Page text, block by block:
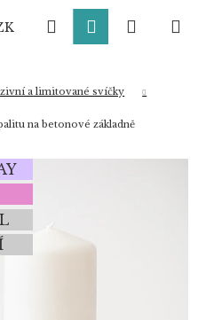
HledatPřihlášení
a limitované svíčky
na betonové základně
najít?